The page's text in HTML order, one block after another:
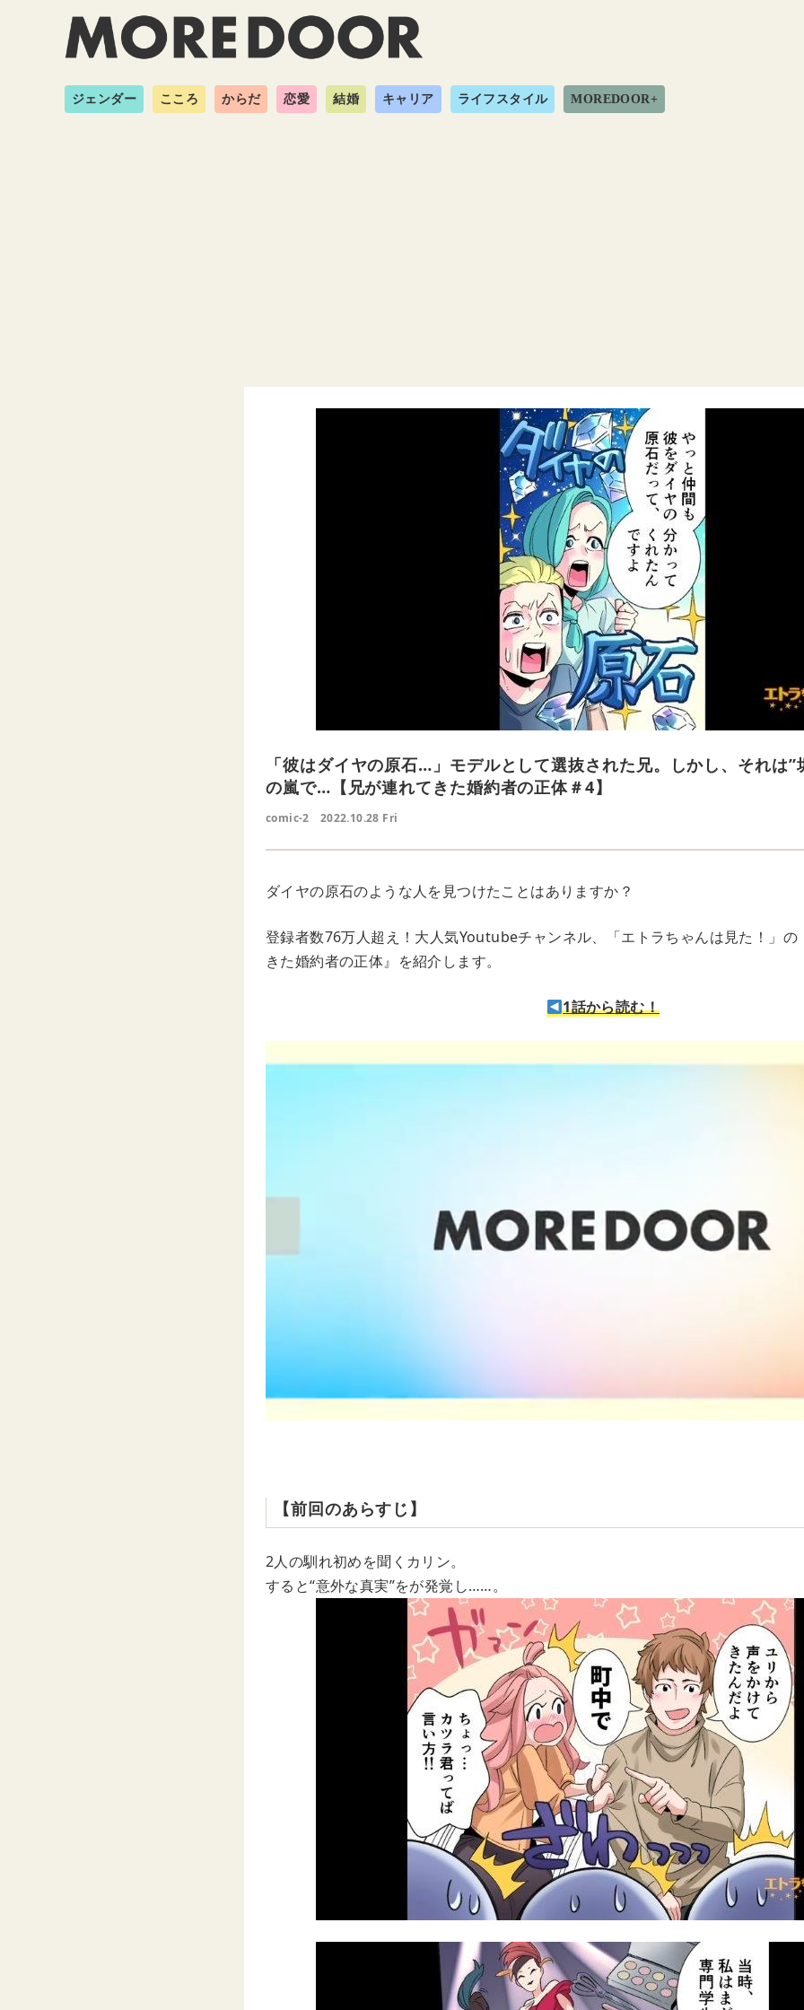
ジェンダー こころ からだ 恋愛 結婚 キャリア ライフスタイル MOREDOOR+
「彼はダイヤの原石…」モデルとして選抜された兄。しかし、それは”
の嵐で…【兄が連れてきた婚約者の正体＃4】
comic-2 2022.10.28 Fri
ダイヤの原石のような人を見つけたことはありますか？
登録者数76万人超え！大人気Youtubeチャンネル、「エトラちゃんは見た！」の
きた婚約者の正体』を紹介します。
1話から読む！
【前回のあらすじ】
2人の馴れ初めを聞くカリン。
すると“意外な真実”をが発覚し……。